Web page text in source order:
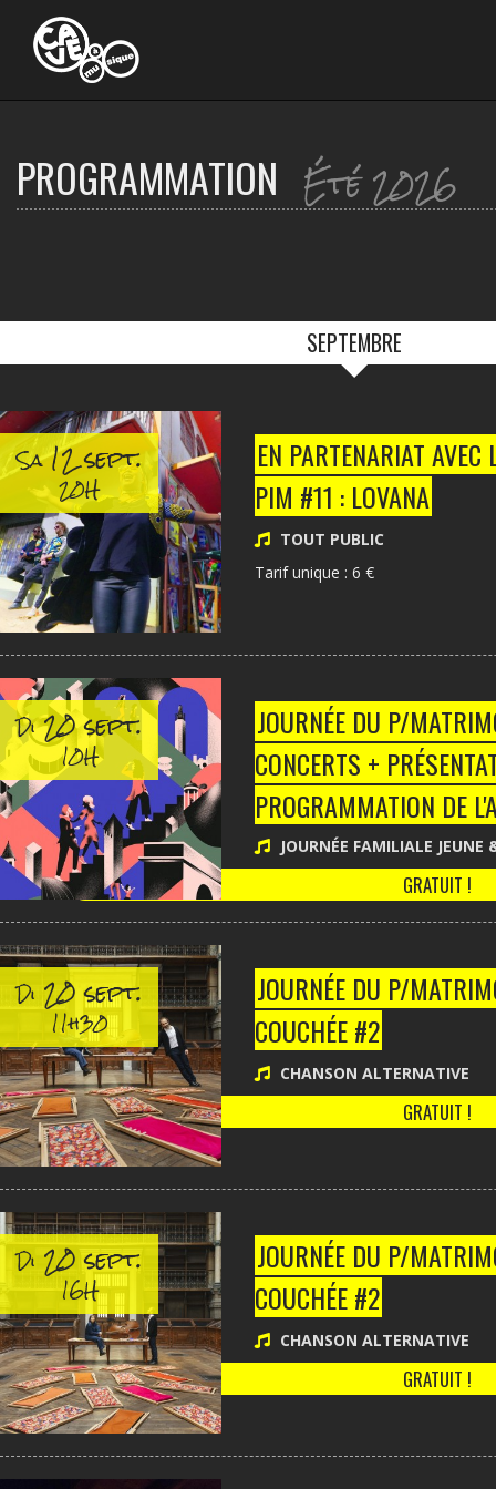
PROGRAMMATION Été 2026
SEPTEMBRE
Sa12 sept.
20H
EN PARTENARIAT
PIM #11 : LOVANA
TOUT PUBLIC
Tarif unique : 6 €
Di20 sept.
10H
JOURNÉE DU P/
CONCERTS +
PROGRAMMATION DE
JOURNÉE FAMILIALE
GRATUIT !
Di 20 sept.
11h30
JOURNÉE DU P/
COUCHÉE #2
CHANSON ALTERNATIVE
GRATUIT !
Di20 sept.
16H
JOURNÉE DU P/
COUCHÉE #2
CHANSON ALTERNATIVE
GRATUIT !